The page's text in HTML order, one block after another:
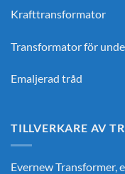
Krafttransformator
Transformator för
Emaljerad tråd
TILLVERKARE AV
Evernew Transformer,